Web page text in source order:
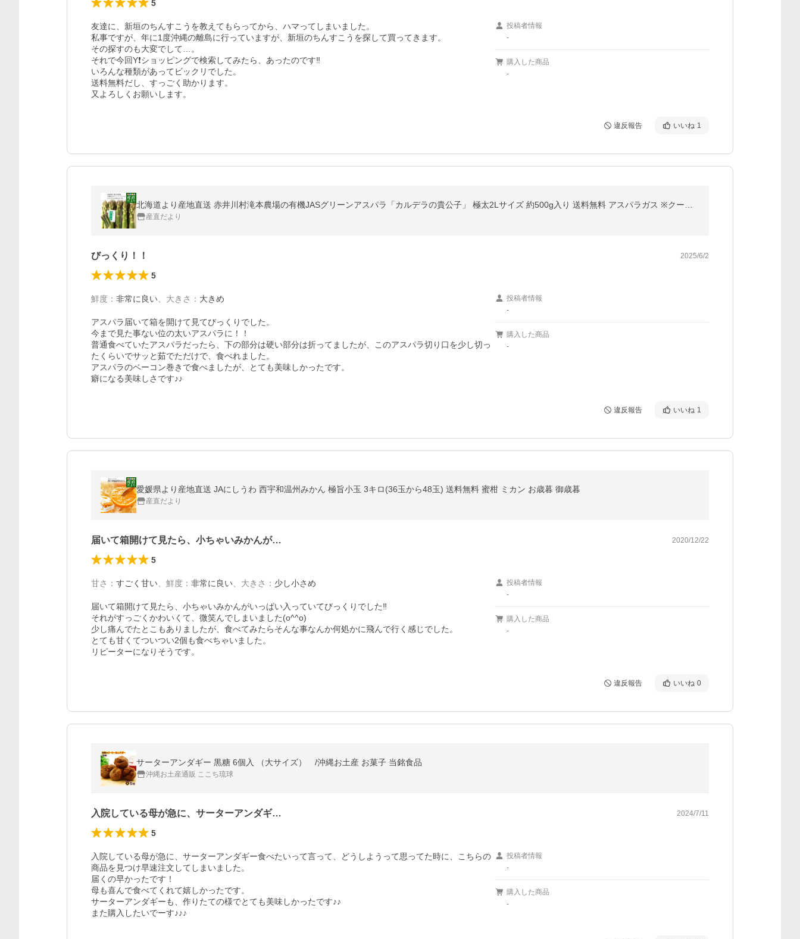
5
友達に、新垣のちんすこうを教えてもらってから、ハマってしまいました。
私事ですが、年に1度沖縄の離島に行っていますが、新垣のちんすこうを探して買ってきます。
その探すのも大変でして…。
それで今回Y❗️ショッピングで検索してみたら、あったのです‼️
いろんな種類があってビックリでした。
送料無料だし、すっごく助かります。
又よろしくお願いします。
投稿者情報
-
購入した商品
-
違反報告 いいね 1
産直だより
びっくり！！ 2025/6/2
5
鮮度 ： 非常に良い 大きさ ： 大きめ
アスパラ届いて箱を開けて見てびっくりでした。
今まで見た事ない位の太いアスパラに！！
普通食べていたアスパラだったら、下の部分は硬い部分は折ってましたが、このアスパラ切り口を少し切っ
たくらいでサッと茹でただけで、食べれました。
アスパラのベーコン巻きで食べましたが、とても美味しかったです。
癖になる美味しさです♪♪
投稿者情報
-
購入した商品
-
違反報告 いいね 1
愛媛県より産地直送 JAにしうわ 西宇和温州みかん 極旨小玉 3キロ(36玉から48玉) 送料無料 蜜柑 ミカン お歳暮 御歳暮
産直だより
届いて箱開けて見たら、小ちゃいみかんが… 2020/12/22
5
甘さ ： すごく甘い 鮮度 ： 非常に良い 大きさ ： 少し小さめ
届いて箱開けて見たら、小ちゃいみかんがいっぱい入っていてびっくりでした‼️
それがすっごくかわいくて、微笑んでしまいました(o^^o)
少し痛んでたとこもありましたが、食べてみたらそんな事なんか何処かに飛んで行く感じでした。
とても甘くてついつい2個も食べちゃいました。
リピーターになりそうです。
投稿者情報
-
購入した商品
-
違反報告 いいね 0
サーターアンダギー 黒糖 6個入 （大サイズ） /沖縄お土産 お菓子 当銘食品
沖縄お土産通販 ここち琉球
入院している母が急に、サーターアンダギ… 2024/7/11
5
入院している母が急に、サーターアンダギー食べたいって言って、どうしようって思ってた時に、こちらの
商品を見つけ早速注文してしまいました。
届くの早かったです！
母も喜んで食べてくれて嬉しかったです。
サーターアンダギーも、作りたての様でとても美味しかったです♪♪
また購入したいでーす♪♪♪
投稿者情報
-
購入した商品
-